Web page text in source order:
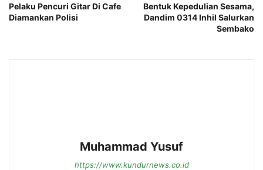
Pelaku Pencuri Gitar Di Cafe
Diamankan Polisi
Bentuk Kepedulian Sesama,
Dandim 0314 Inhil Salurkan
Sembako
Muhammad Yusuf
https://www.kundurnews.co.id